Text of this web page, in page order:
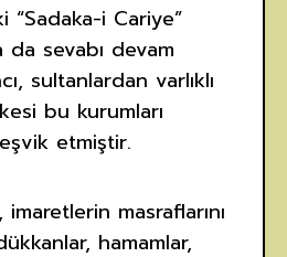
i Cariye”
sevabı devam
sultanlardan varlıklı
bu kurumları
etmiştir.
imaretlerin masraflarını
hamamlar,